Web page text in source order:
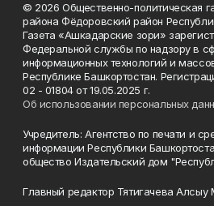
© 2026 Общественно-политическая
района Фёдоровский район
Газета «Ашкадарские зори»
Федеральной службы по надзору в
информационных технологий и
Республике Башкортостан.
02 - 01804 от 19.05.2025 г.
Об использовании персональных
Учредитель: Агентство по печати и
информации Республики
общество Издательский дом
Главный редактор Тятигачева Алсыу